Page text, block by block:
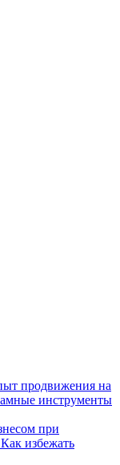
продвижения на
инструменты
при
избежать